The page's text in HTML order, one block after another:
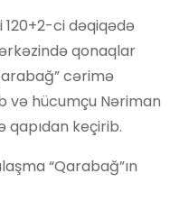
120+2-ci dəqiqədə
qonaqlar
cərimə
və hücumçu Nəriman
keçirib.
“Qarabağ”ın